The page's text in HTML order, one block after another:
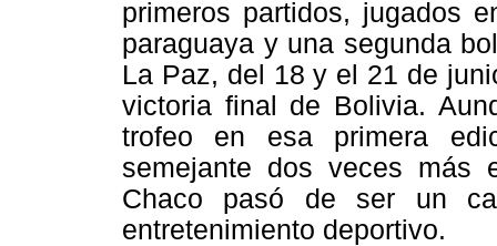
primeros partidos, jugados
paraguaya y una segunda
La Paz, del 18 y el 21 de
victoria final de Bolivia.
trofeo en esa primera
semejante dos veces más
Chaco pasó de ser un
entretenimiento deportivo.